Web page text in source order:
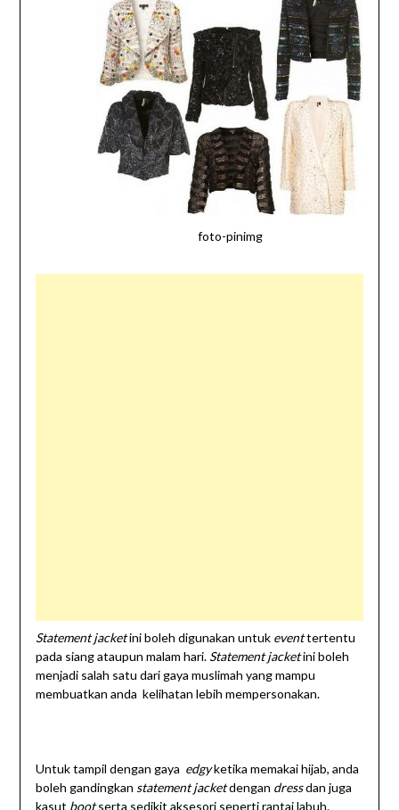
foto-pinimg
Statement jacketini boleh digunakan untuk eventtertentu
pada siang ataupun malam hari. Statement jacketini boleh
menjadi salah satu dari gaya muslimah yang mampu
membuatkan anda kelihatan lebih mempersonakan.
Untuk tampil dengan gaya edgyketika memakai hijab, anda
boleh gandingkan statement jacketdengan dressdan juga
kasut bootserta sedikit aksesori seperti rantai labuh.